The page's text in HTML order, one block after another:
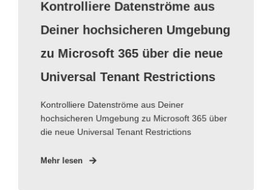
Kontrolliere Datenströme aus
Deiner hochsicheren Umgebung
zu Microsoft 365 über die neue
Universal Tenant Restrictions
Kontrolliere Datenströme aus Deiner
hochsicheren Umgebung zu Microsoft 365 über
die neue Universal Tenant Restrictions
Mehr lesen